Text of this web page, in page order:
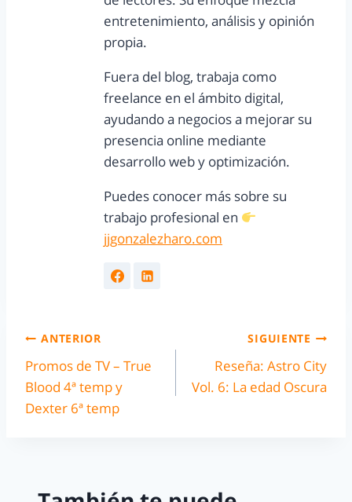
entretenimiento, análisis y opinión
propia.
Fuera del blog, trabaja como
freelance en el ámbito digital,
ayudando a negocios a mejorar su
presencia online mediante
desarrollo web y optimización.
Puedes conocer más sobre su
trabajo profesional en
jjgonzalezharo.com
ANTERIOR
Promos de TV – True
Blood 4ª temp y
Dexter 6ª temp
SIGUIENTE
Reseña: Astro City
Vol. 6: La edad Oscura